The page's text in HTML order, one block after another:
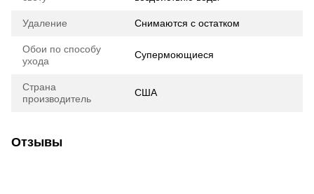
Удаление Снимаются с остатком
Обои по способу
ухода
Супермоющиеся
Страна
производитель
США
Отзывы